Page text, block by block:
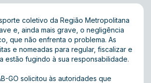
coletivo da Região Metropolitana
e, ainda mais grave, o negligência
que não enfrenta o problema. As
e nomeadas para regular, fiscalizar e
estão fugindo à sua responsabilidade.
GO solicitou às autoridades que